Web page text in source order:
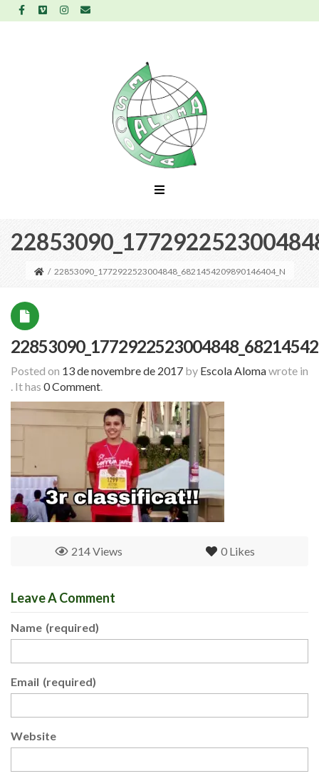
/ 22853090_1772922523004848_6821454209890146404_N
Posted on 13 de novembre de 2017 by Escola Alomawrote in
. It has 0 Comment.
0 Likes
214 Views
Leave A Comment
Name (required)
Email (required)
Website